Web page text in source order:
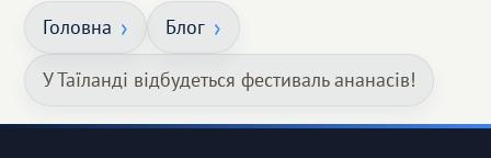
Головна Блог
У Таїланді відбудеться фестиваль ананасів!